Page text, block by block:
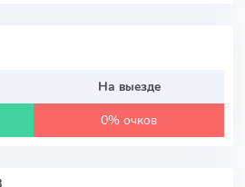
На выезде
0% очков